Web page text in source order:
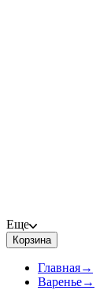
Еще
Корзина
Главная→
Варенье→